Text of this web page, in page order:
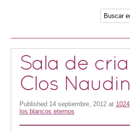
Sala de
Clos Naudin
Published 14 septiembre, 2012at
los blancos eternos